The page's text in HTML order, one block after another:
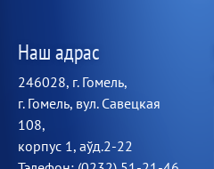
Наш адрас
246028, г. Гомель,
г. Гомель, вул. Савецкая
108,
корпус 1, аўд.2-22